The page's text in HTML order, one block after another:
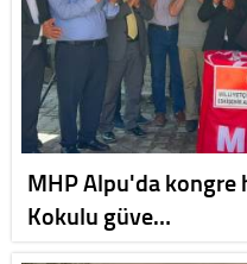
MHP Alpu'da kongre
Kokulu güve…